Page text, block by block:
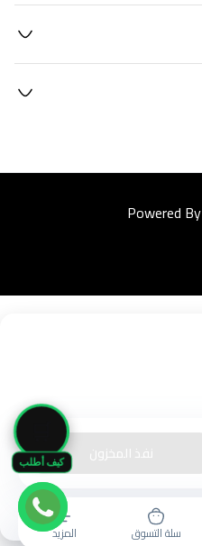
كيف أطلب نفذ المخزون
سلة التسوق المزيد
Powered By